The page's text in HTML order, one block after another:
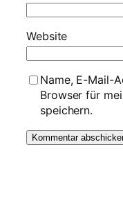
Website
Name, E-Mail-
Browser für
speichern.